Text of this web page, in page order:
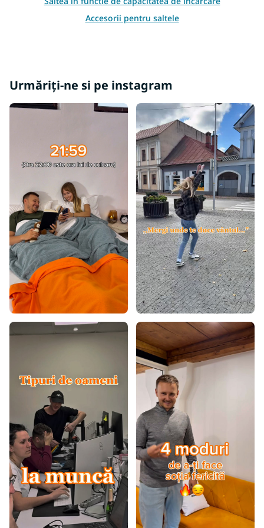
Accesorii pentru saltele
Saltele 100x180
Saltele 100x190
Saltele 110x190
Saltele 120x180
Saltele 120x190
Saltele 130x190
Saltele 130x200
Saltele 140x180
Saltele 140x190
Saltele 150x190
Saltele 150x200
Saltele 160x180
Saltele 160x190
Saltele 160x195
Saltele 170x200
Saltele 190x200
Saltele 40x80
Saltele 40x90
Saltele 50x200
Saltele 60x110
Saltele 60x160
Saltele 60x170
Saltele 60x180
Saltele 60x190
Saltele 60x200
Saltele 70x120
Urmăriți-ne si pe instagram